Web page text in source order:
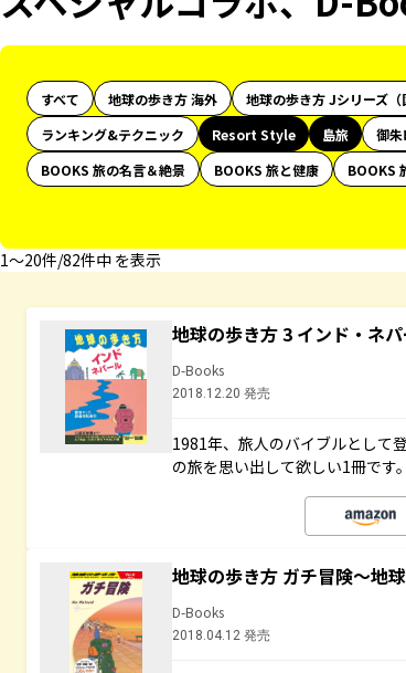
すべて 地球の歩き方 海外 地球の歩き方 Jシリーズ（
ランキング&テクニック
Resort Style 島旅 御朱
BOOKS 旅の名言＆絶景
BOOKS 旅と健康 BOOKS
1〜20件/82件中 を表示
地球の歩き方 3 インド・ネ
D-Books
2018.12.20 発売
1981年、旅人のバイブルとして
の旅を思い出して欲しい1冊です。
地球の歩き方 ガチ冒険～地
D-Books
2018.04.12 発売